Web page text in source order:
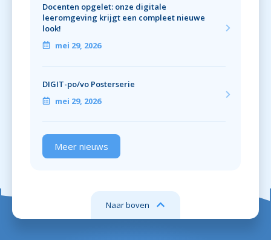
Docenten opgelet: onze digitale
leeromgeving krijgt een compleet nieuwe
look!
mei 29, 2026
DIGIT-po/vo Posterserie
mei 29, 2026
Meer nieuws
Naar boven